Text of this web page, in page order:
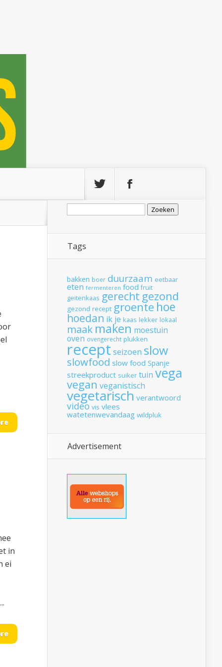
in
ei
Zoeken
Tags
bakken boer duurzaam eetbaar
eten fermenteren food fruit
geitenkaas gerecht gezond
gezond recept groente hoe
hoedan ik je kaas lekker lokaal
maak maken moestuin
oven ovengerecht plukken
recept seizoen slow
slowfood slow food Spanje
streekproduct suiker tuin vega
vegan veganistisch
vegetarisch verantwoord
video vis vlees
watetenwevandaag wildpluk
Advertisement